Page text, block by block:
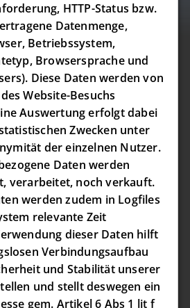
HTTP-Status bzw.
Datenmenge,
Betriebssystem,
Browsersprache und
Diese Daten werden von
Website-Besuchs
Auswertung erfolgt dabei
Zwecken unter
der einzelnen Nutzer.
Daten werden
verarbeitet, noch verkauft.
werden zudem in Logfiles
relevante Zeit
dieser Daten hilft
Verbindungsaufbau
und Stabilität unserer
und stellt deswegen ein
gem. Artikel 6 Abs 1 lit f